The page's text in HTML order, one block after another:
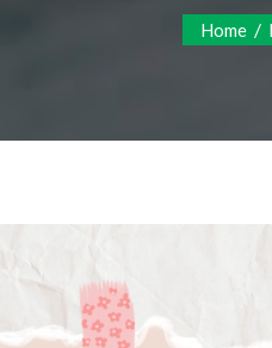
Home /